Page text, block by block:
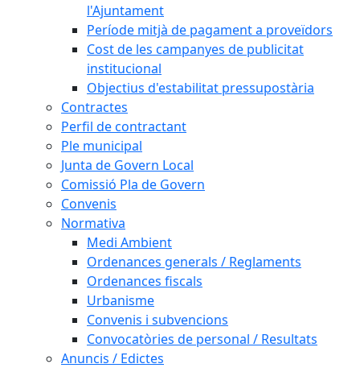
l'Ajuntament
Període mitjà de pagament a proveïdors
Cost de les campanyes de publicitat
institucional
Objectius d'estabilitat pressupostària
Contractes
Perfil de contractant
Ple municipal
Junta de Govern Local
Comissió Pla de Govern
Convenis
Normativa
Medi Ambient
Ordenances generals / Reglaments
Ordenances fiscals
Urbanisme
Convenis i subvencions
Convocatòries de personal / Resultats
Anuncis / Edictes